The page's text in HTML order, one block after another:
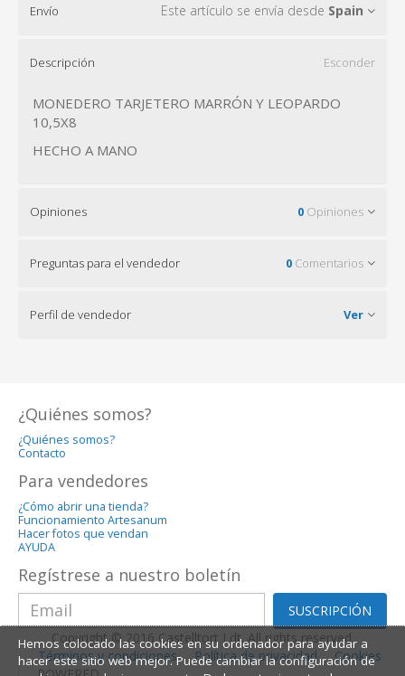
Envío Este artículo se envía desde Spain
Descripción Esconder
MONEDERO TARJETERO MARRÓN Y LEOPARDO
10,5X8
HECHO A MANO
Opiniones 0 Opiniones
Preguntas para el vendedor 0 Comentarios
Perfil de vendedor Ver
¿Quiénes somos?
¿Quiénes somos?
Contacto
Para vendedores
¿Cómo abrir una tienda?
Funcionamiento Artesanum
Hacer fotos que vendan
AYUDA
Regístrese a nuestro boletín
SUSCRIPCIÓN
Copyright © 2016 Castelltort Ldt. All rights reserved.
Términos y condiciones
Política de privacidad
Cookies
Hemos colocado las cookies en su ordenador para ayudar a
hacer este sitio web mejor. Puede cambiar la configuración de